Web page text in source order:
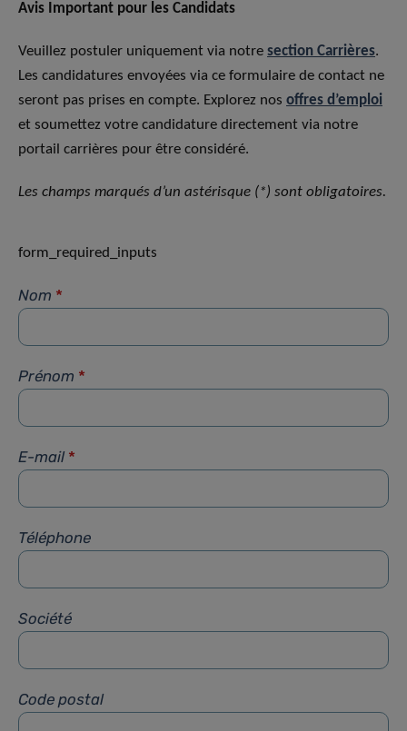
Avis Important pour les Candidats
Veuillez postuler uniquement via notre section Carrières.
Les candidatures envoyées via ce formulaire de contact ne
seront pas prises en compte. Explorez nos offres d’emploi
et soumettez votre candidature directement via notre
portail carrières pour être considéré.
Les champs marqués d’un astérisque (*) sont obligatoires.
form_required_inputs
Nom *
Prénom *
E-mail *
Téléphone
Société
Code postal